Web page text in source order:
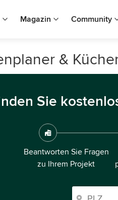
Magazin Community
&
Sie
Beantworten Sie Fragen
zu Ihrem Projekt